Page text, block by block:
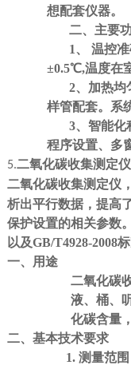
想配套仪器。
二、主要
1、 温控
±0.5℃,温度在
2、加热均
样管配套。系
3、智能化
程序设置、多
5.二氧化碳收集测定
二氧化碳收集测定仪
析出平行数据，提高
保护设置的相关参数
以及GB/T4928-2008
一、用途
二氧化碳
液、桶、
化碳含量
二、基本技术要求
1. 测量范